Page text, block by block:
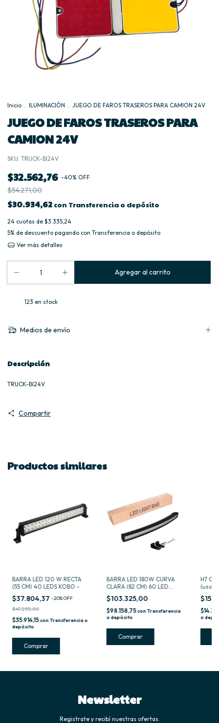
Inicio . ILUMINACIÓN . JUEGO DE FAROS TRASEROS PARA CAMION 24V
JUEGO DE FAROS TRASEROS PARA
CAMION 24V
SKU: TRUCK-BI24V
$32.562,76 -40% OFF
$54.271,00
$30.934,62 con Transferencia o depósito
24 cuotas de $3.335,24
5% de descuento pagando con Transferencia o depósito
Ver más detalles
123 en stock
Medios de envío
Descripción
TRUCK-BI24V
Compartir
Productos similares
BARRA LED 120 W RECTA
(55 CM) 40 LEDS KOBO -
$37.804,37-20%OFF
$47.255,00
$35.914,15con Transferencia o
depósito
BARRA LED 180W CURVA
CLARA (82 CM) 60 LED
KOBO -
$103.325,00
$98.158,75conTransferencia
o depósito
H7 C6
(uso
ruta)
o
Newsletter
Registrate y recibí nuestras ofertas.